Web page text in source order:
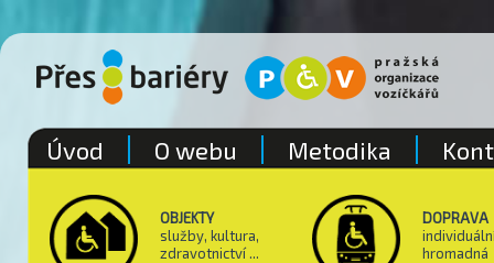
OBJEKTY
služby, kultura,
zdravotnictví ...
DOPRAVA
hromadná
Úvod O webu Metodika